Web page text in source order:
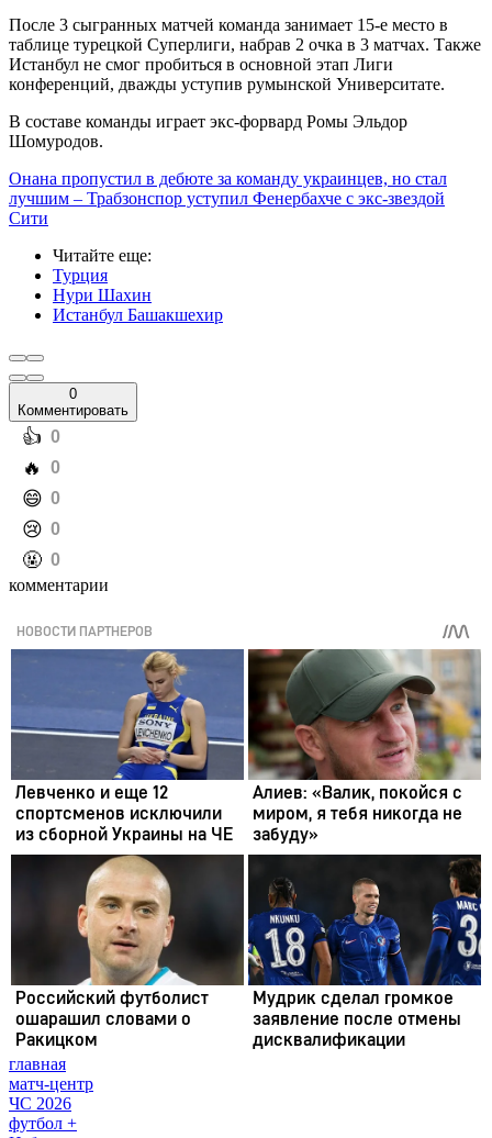
После 3 сыгранных матчей команда занимает 15-е место в
таблице турецкой Суперлиги, набрав 2 очка в 3 матчах. Также
Истанбул не смог пробиться в основной этап Лиги
конференций, дважды уступив румынской Университате.
В составе команды играет экс-форвард Ромы Эльдор
Шомуродов.
Онана пропустил в дебюте за команду украинцев, но стал
лучшим – Трабзонспор уступил Фенербахче с экс-звездой
Сити
Читайте еще:
Турция
Нури Шахин
Истанбул Башакшехир
0
Комментировать
️👍 0
️🔥 0
️😄 0
️😢 0
️🤬 0
комментарии
главная
матч-центр
ЧС 2026
футбол +